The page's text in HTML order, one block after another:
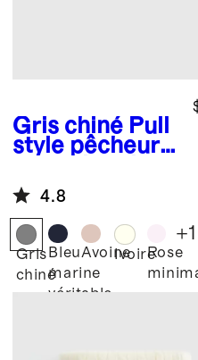
Gris chiné Pull
style pêcheur
lavable
4.8
Gris
chiné
Bleu
marine
véritable
AvoineIvoireRose
+1